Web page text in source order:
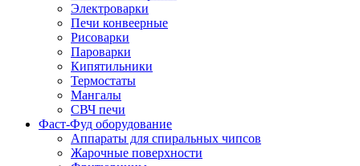
Электроварки
Печи конвеерные
Рисоварки
Пароварки
Кипятильники
Термостаты
Мангалы
СВЧ печи
Фаст-Фуд оборудование
Аппараты для спиральных чипсов
Жарочные поверхности